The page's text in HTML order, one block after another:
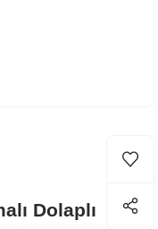
Dolaplı